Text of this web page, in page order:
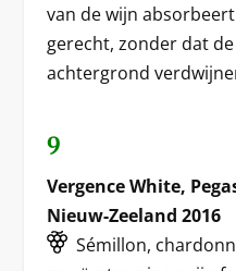
van de wijn
gerecht, zonder dat
achtergrond
9
Vergence White,
Nieuw-Zeeland 2016
Sémillon,